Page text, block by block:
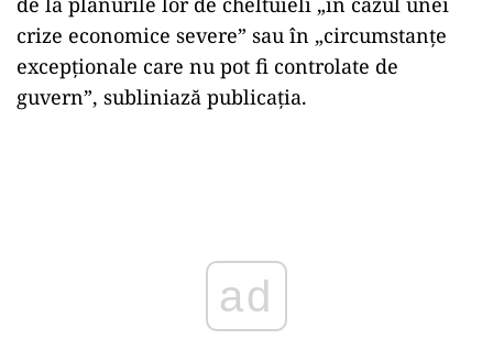
crize economice severe” sau în „circumstanțe
excepționale care nu pot fi controlate de
guvern”, subliniază publicația.